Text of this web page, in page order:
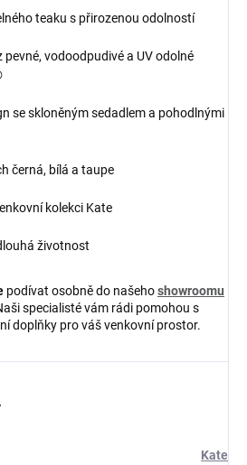
teaku s přirozenou odolností
pevné, vodoodpudivé a UV odolné
se skloněným sedadlem a pohodlnými
černá, bílá a taupe
kolekci Kate
životnost
podívat osobně do našehoshowroomu
specialisté vám rádi pomohou s
doplňky pro váš venkovní prostor.
Kate